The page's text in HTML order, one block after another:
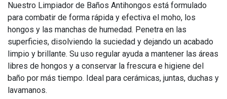
Nuestro Limpiador de Baños Antihongos está formulado
para combatir de forma rápida y efectiva el moho, los
hongos y las manchas de humedad. Penetra en las
superficies, disolviendo la suciedad y dejando un acabado
limpio y brillante. Su uso regular ayuda a mantener las áreas
libres de hongos y a conservar la frescura e higiene del
baño por más tiempo. Ideal para cerámicas, juntas, duchas y
lavamanos.